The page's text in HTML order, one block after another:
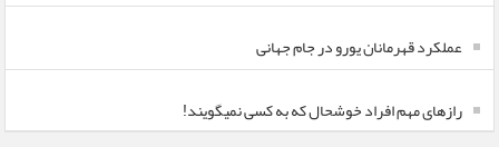
عملکرد قهرمانان یورو در جام جهانی
رازهای مهم افراد خوشحال که به کسی نمیگویند!